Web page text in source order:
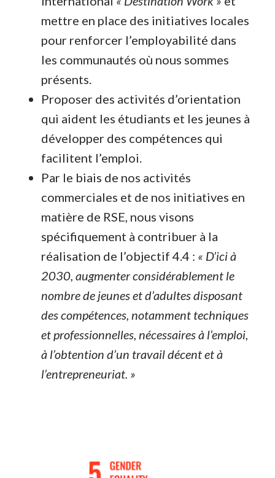
mettre en place des initiatives locales
pour renforcer l’employabilité dans
les communautés où nous sommes
présents.
Proposer des activités d’orientation
qui aident les étudiants et les jeunes à
développer des compétences qui
facilitent l’emploi.
Par le biais de nos activités
commerciales et de nos initiatives en
matière de RSE, nous visons
spécifiquement à contribuer à la
réalisation de l’objectif 4.4 : « D’ici à
2030, augmenter considérablement le
nombre de jeunes et d’adultes disposant
des compétences, notamment techniques
et professionnelles, nécessaires à l’emploi,
à l’obtention d’un travail décent et à
l’entrepreneuriat. »